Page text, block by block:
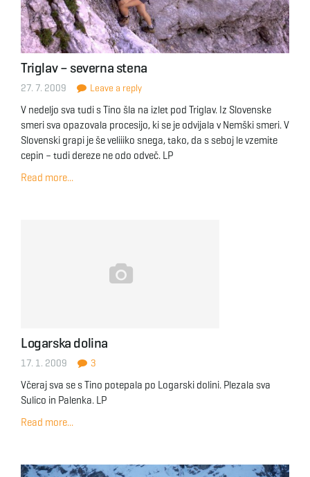
Triglav – severna stena
27. 7. 2009 Leave a reply
V nedeljo sva tudi s Tino šla na izlet pod Triglav. Iz Slovenske
smeri sva opazovala procesijo, ki se je odvijala v Nemški smeri. V
Slovenski grapi je še veliiiko snega, tako, da s seboj le vzemite
cepin – tudi dereze ne odo odveč. LP
Read more...
Logarska dolina
17. 1. 2009 3
Včeraj sva se s Tino potepala po Logarski dolini. Plezala sva
Sulico in Palenka. LP
Read more...